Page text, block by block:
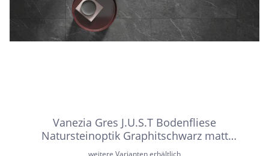
Vanezia Gres J.U.S.T Bodenfliese
Natursteinoptik Graphitschwarz matt
30x60cm rektifiziert R10B